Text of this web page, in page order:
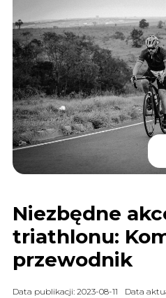
Niezbędne
triathlonu:
przewodnik
Data publikacji: 2023-08-11 Data